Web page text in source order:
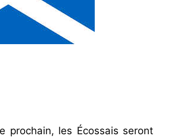
prochain, les Écossais seront